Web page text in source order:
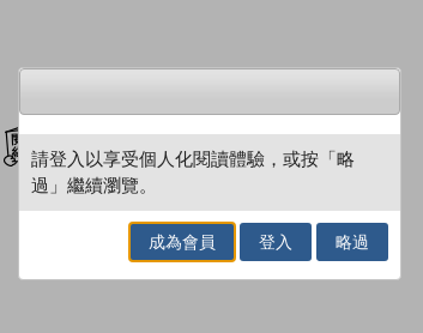
加入閱讀紀錄
請登入以享受個人化閱讀體驗，或按「略
過」繼續瀏覽。
成為會員 登入 略過